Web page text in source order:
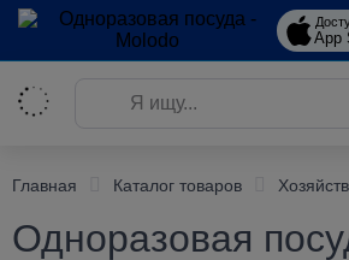
App
Главная Каталог товаров
Одноразовая